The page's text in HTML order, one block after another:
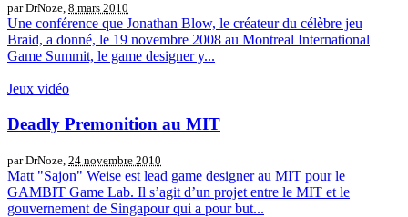
par DrNoze, 8 mars 2010
Une conférence que Jonathan Blow, le créateur du célèbre jeu
Braid, a donné, le 19 novembre 2008 au Montreal International
Game Summit, le game designer y...
Jeux vidéo
Deadly Premonition au MIT
par DrNoze, 24 novembre 2010
Matt "Sajon" Weise est lead game designer au MIT pour le
GAMBIT Game Lab. Il s’agit d’un projet entre le MIT et le
gouvernement de Singapour qui a pour but...